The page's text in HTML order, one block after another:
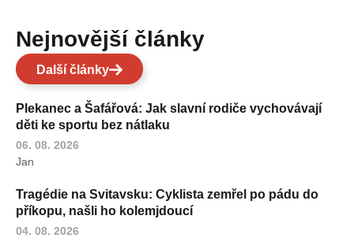
Nejnovější články
Další články
Plekanec a Šafářová: Jak slavní rodiče vychovávají
děti ke sportu bez nátlaku
06. 08. 2026
Jan
Tragédie na Svitavsku: Cyklista zemřel po pádu do
příkopu, našli ho kolemjdoucí
04. 08. 2026